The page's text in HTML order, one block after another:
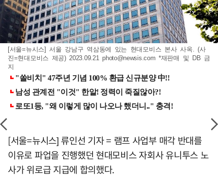
[서울=뉴시스] 서울 강남구 역삼동에 있는 현대모비스 본사 사옥. (사
진=현대모비스 제공) 2023.09.21photo@newsis.com *재판매 및 DB 금
지
[서울=뉴시스] 류인선 기자 = 램프 사업부 매각 반대를
이유로 파업을 진행했던 현대모비스 자회사 유니투스 노
사가 위로급 지급에 합의했다.